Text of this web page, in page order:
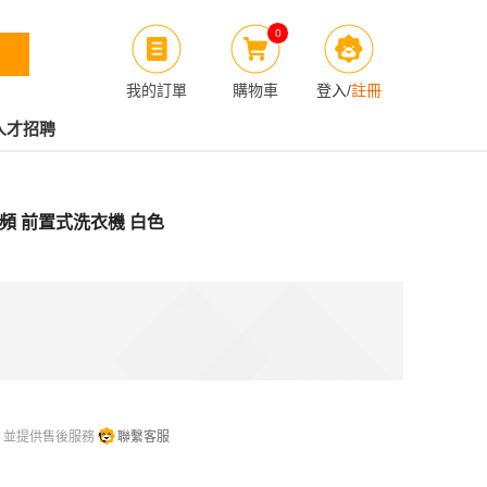
我的訂單
0
購物車 登入/註冊
才招聘
前置式洗衣機 白色
提供售後服務 聯繫客服